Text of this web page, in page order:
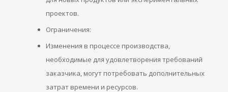
проектов.
Ограничения:
Изменения в процессе производства,
необходимые для удовлетворения требований
заказчика, могут потребовать дополнительных
затрат времени и ресурсов.